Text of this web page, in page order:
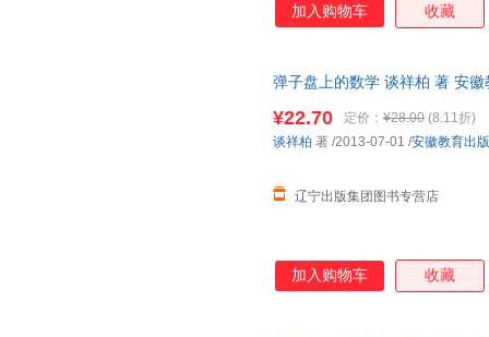
加入购物车 收藏
弹子盘上的数学 谈祥柏 著 安
¥22.70 定价： ¥28.00 (8.11折)
辽宁出版集团图书专营店
谈祥柏 著 /2013-07-01 /安徽教育出
加入购物车 收藏